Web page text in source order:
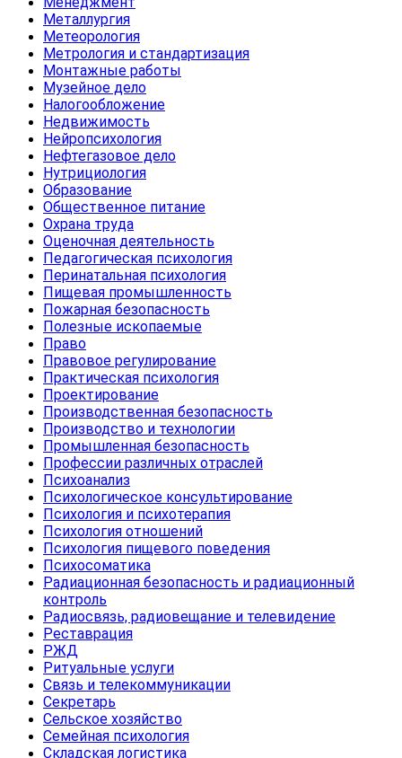
Металлургия
Метеорология
Метрология и стандартизация
Монтажные работы
Музейное дело
Налогообложение
Недвижимость
Нейропсихология
Нефтегазовое дело
Нутрициология
Образование
Общественное питание
Охрана труда
Оценочная деятельность
Педагогическая психология
Перинатальная психология
Пищевая промышленность
Пожарная безопасность
Полезные ископаемые
Право
Правовое регулирование
Практическая психология
Проектирование
Производственная безопасность
Производство и технологии
Промышленная безопасность
Профессии различных отраслей
Психоанализ
Психологическое консультирование
Психология и психотерапия
Психология отношений
Психология пищевого поведения
Психосоматика
Радиационная безопасность и радиационный
контроль
Радиосвязь, радиовещание и телевидение
Реставрация
РЖД
Ритуальные услуги
Связь и телекоммуникации
Секретарь
Сельское хозяйство
Семейная психология
Складская логистика